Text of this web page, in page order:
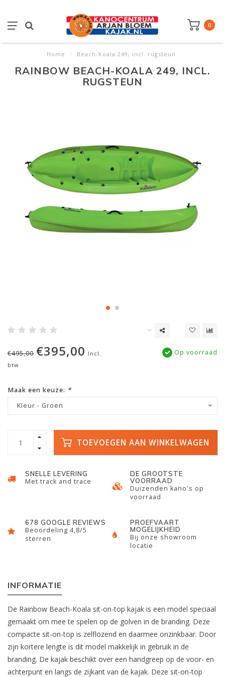
0
Home / Beach-Koala 249, incl. rugsteun
RAINBOW BEACH-KOALA 249, INCL.
RUGSTEUN
€495,00 €395,00 Incl.
btw
Op voorraad
Maak een keuze: *
Kleur - Groen
TOEVOEGEN AAN WINKELWAGEN
SNELLE LEVERING
Met track and trace
DE GROOTSTE
VOORRAAD
Duizenden kano's op
voorraad
678 GOOGLE REVIEWS
Beoordeling 4,8/5
sterren
PROEFVAART
MOGELIJKHEID
Bij onze showroom
locatie
INFORMATIE
De Rainbow Beach-Koala sit-on-top kajak is een model speciaal
gemaakt om mee te spelen op de golven in de branding. Deze
compacte sit-on-top is zelflozend en daarmee onzinkbaar. Door
zijn kortere lengte is dit model makkelijk in gebruik in de
branding. De kajak beschikt over een handgreep op de voor- en
achterpunt en langs de zijkant van de kajak. Deze sit-on-top